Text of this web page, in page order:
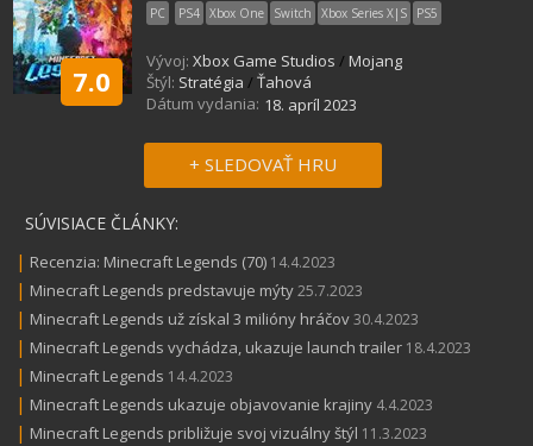
7.0
PC PS4 Xbox One Switch Xbox Series X|S PS5
Vývoj: Xbox Game Studios / Mojang
Štýl: Stratégia / Ťahová
Dátum vydania: 18. apríl 2023
+ SLEDOVAŤ HRU
SÚVISIACE ČLÁNKY:
| Recenzia: Minecraft Legends (70) 14.4.2023
| Minecraft Legends predstavuje mýty25.7.2023
| Minecraft Legends už získal 3 milióny hráčov30.4.2023
| Minecraft Legends vychádza, ukazuje launch trailer 18.4.2023
| Minecraft Legends 14.4.2023
| Minecraft Legends ukazuje objavovanie krajiny 4.4.2023
| Minecraft Legends približuje svoj vizuálny štýl 11.3.2023